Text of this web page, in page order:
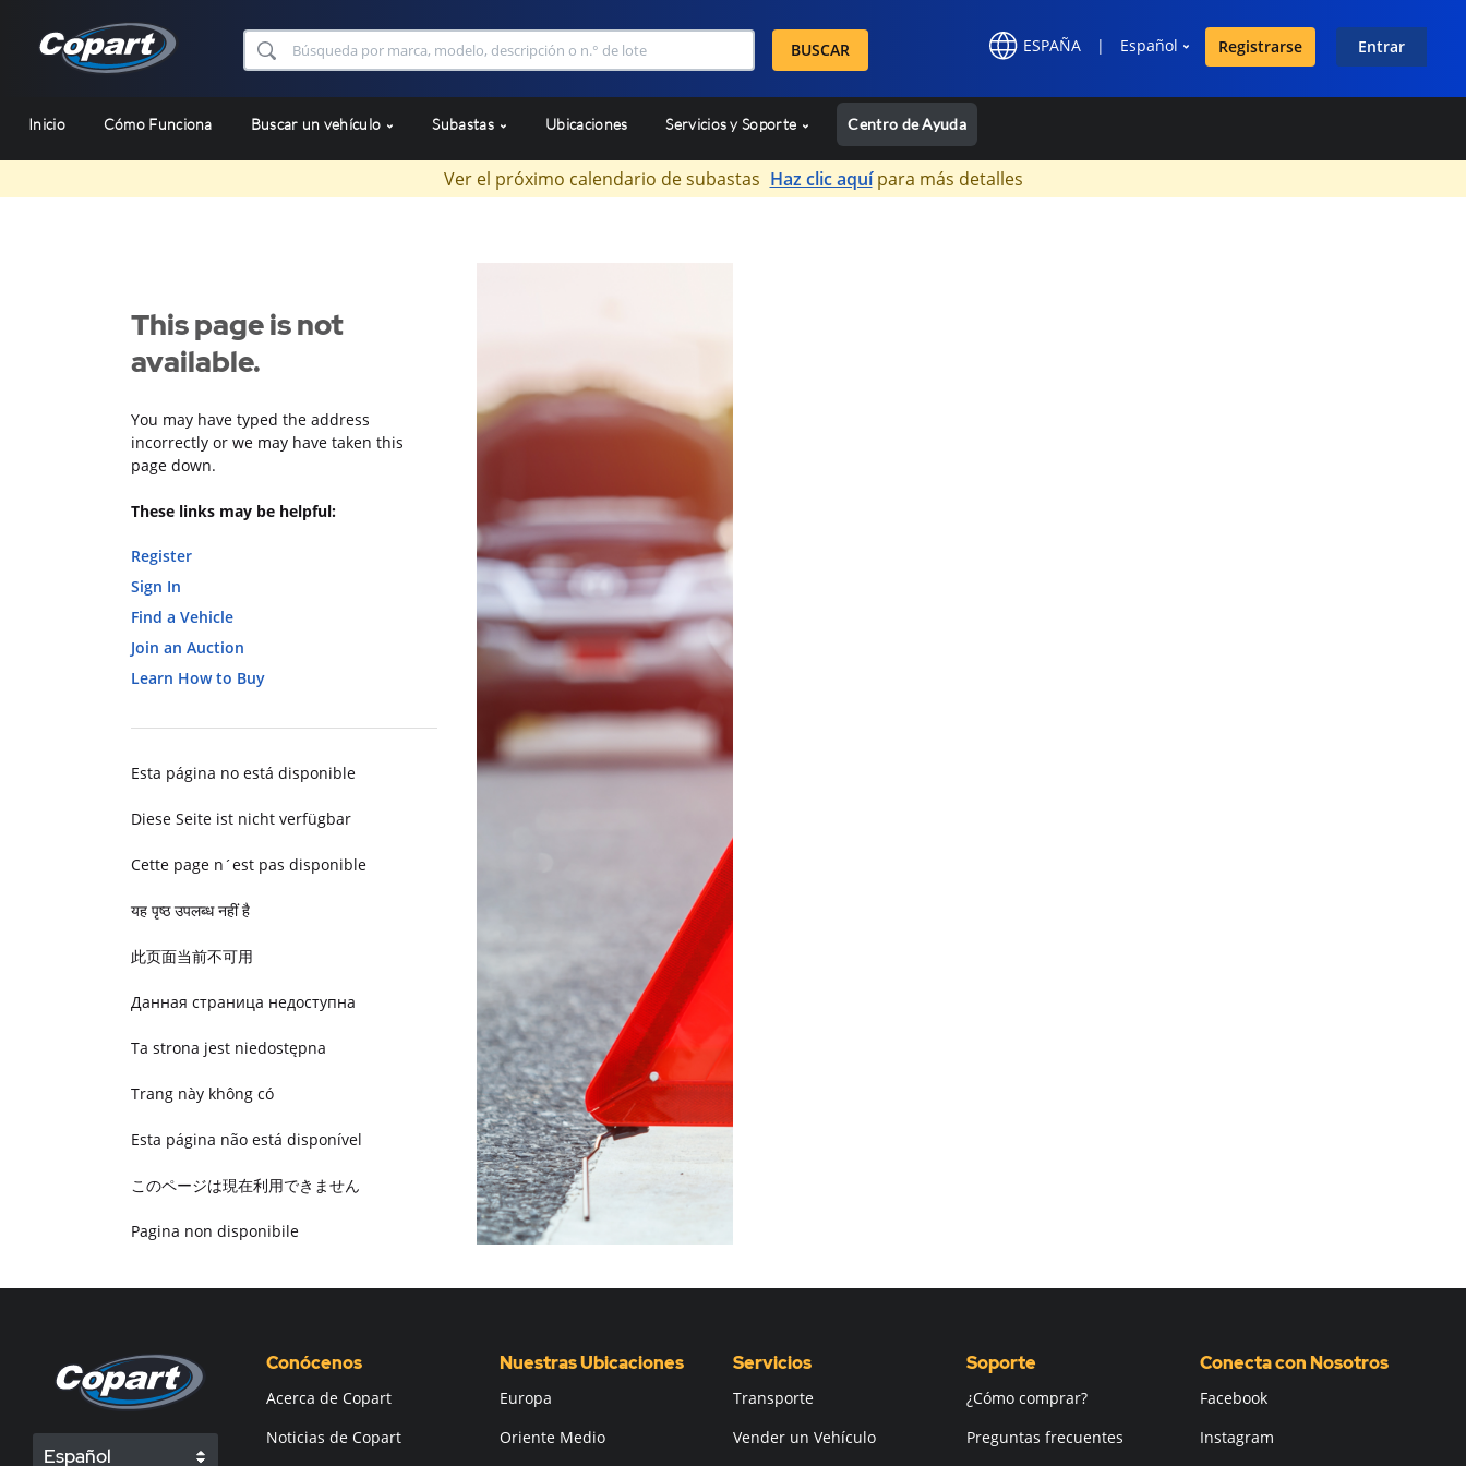
BUSCAR ESPAÑA | Español Registrarse Entrar
Inicio Cómo Funciona Buscar un vehículo Subastas Ubicaciones Servicios y Soporte Centro de Ayuda
Ver el próximo calendario de subastas Haz clic aquípara más detalles
This page is not
available.
You may have typed the address
incorrectly or we may have taken this
page down.
These links may be helpful:
Register
Sign In
Find a Vehicle
Join an Auction
Learn How to Buy
Esta página no está disponible
Diese Seite ist nicht verfügbar
Cette page n´est pas disponible
यह पृष्ठ उपलब्ध नहीं है
此页面当前不可用
Данная страница недоступна
Ta strona jest niedostępna
Trang này không có
Esta página não está disponível
このページは現在利用できません
Pagina non disponibile
Español
Conócenos
Acerca de Copart
Noticias de Copart
Nuestras Ubicaciones
Europa
Oriente Medio
Servicios
Transporte
Vender un Vehículo
Soporte
¿Cómo comprar?
Preguntas frecuentes
Conecta con Nosotros
Facebook
Instagram